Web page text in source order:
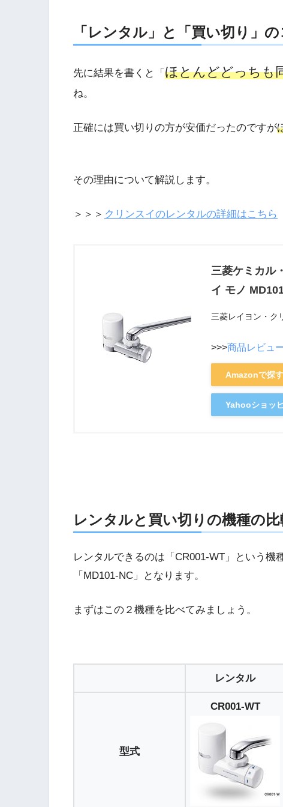
「レンタル」と「買い切り」
先に結果を書くと「 ほとんどどっちも
ね。
正確には買い切りの方が安価だったのですが
その理由について解説します。
＞＞＞ クリンスイのレンタルの詳細はこちら
三菱ケミカル
イ モノ
三菱レイヨン・ク
>>>商品レビュ
Amazonで探す
Yahooショッ
レンタルと買い切りの機種の比
レンタルできるのは「CR001-WT」という
「MD101-NC」となります。
まずはこの２機種を比べてみましょう。
レンタル
型式
CR001-WT